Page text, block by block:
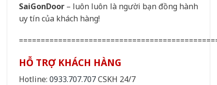
SaiGonDoor – luôn luôn là người bạn đồng hành
uy tín của khách hàng!
HỖ TRỢ KHÁCH HÀNG
Hotline: 0933.707.707CSKH 24/7